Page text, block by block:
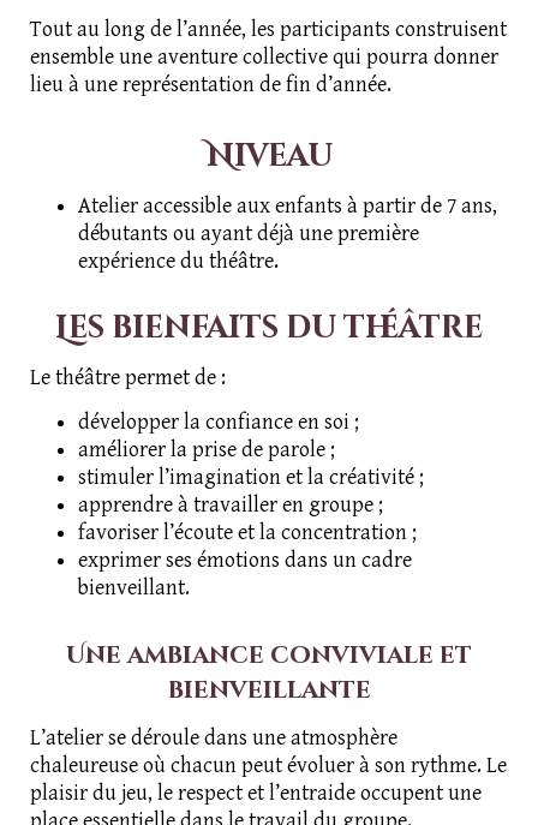
Tout au long de l’année, les participants construisent
ensemble une aventure collective qui pourra donner
lieu à une représentation de fin d’année.
Niveau
Atelier accessible aux enfants à partir de 7 ans,
débutants ou ayant déjà une première
expérience du théâtre.
Les bienfaits du théâtre
Le théâtre permet de :
développer la confiance en soi ;
améliorer la prise de parole ;
stimuler l’imagination et la créativité ;
apprendre à travailler en groupe ;
favoriser l’écoute et la concentration ;
exprimer ses émotions dans un cadre
bienveillant.
Une ambiance conviviale et
bienveillante
L’atelier se déroule dans une atmosphère
chaleureuse où chacun peut évoluer à son rythme. Le
plaisir du jeu, le respect et l’entraide occupent une